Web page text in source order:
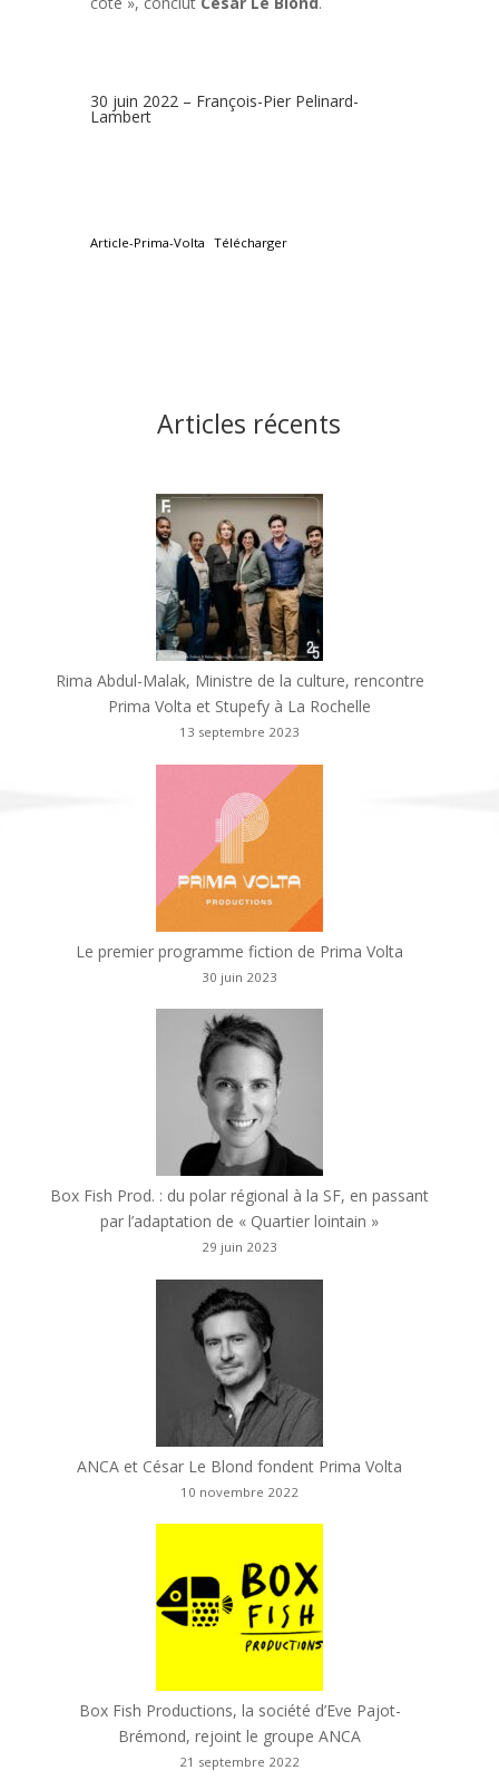
30 juin 2022 – François-Pier Pelinard-
Lambert
Article-Prima-Volta Télécharger
Articles récents
Rima Abdul-Malak, Ministre de la culture, rencontre
Prima Volta et Stupefy à La Rochelle
13 septembre 2023
Le premier programme fiction de Prima Volta
30 juin 2023
Box Fish Prod. : du polar régional à la SF, en passant
par l’adaptation de « Quartier lointain »
29 juin 2023
ANCA et César Le Blond fondent Prima Volta
10 novembre 2022
Box Fish Productions, la société d’Eve Pajot-
Brémond, rejoint le groupe ANCA
21 septembre 2022